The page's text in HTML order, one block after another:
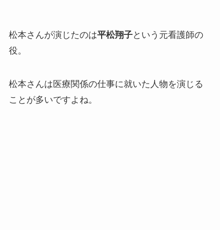
松本さんが演じたのは平松翔子という元看護師の
役。
松本さんは医療関係の仕事に就いた人物を演じる
ことが多いですよね。